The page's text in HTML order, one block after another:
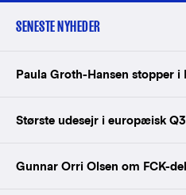
SENESTE NYHEDER
Paula Groth-Hansen stopper i
Største udesejr i europæisk
Gunnar Orri Olsen om FCK-